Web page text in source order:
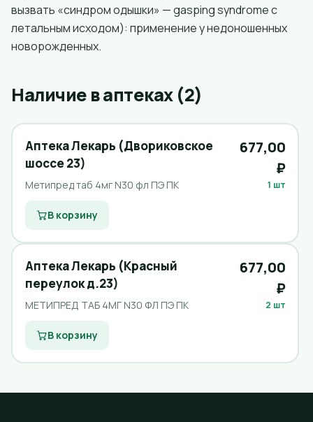
вызвать «синдром одышки» — gasping syndrome с
летальным исходом): применение у недоношенных
новорожденных.
Наличие в аптеках (2)
Аптека Лекарь (Двориковское
шоссе 23)
Метипред таб 4мг N30 фл ПЭ ПК
677,00
₽
1 шт
В корзину
Аптека Лекарь (Красный
переулок д.23)
МЕТИПРЕД ТАБ 4МГ N30 ФЛ ПЭ ПК
677,00
₽
2 шт
В корзину